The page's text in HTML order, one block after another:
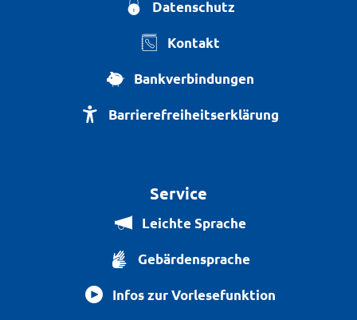
Datenschutz
Kontakt
Bankverbindungen
Barrierefreiheitserklärung
Service
Leichte Sprache
Gebärdensprache
Infos zur Vorlesefunktion